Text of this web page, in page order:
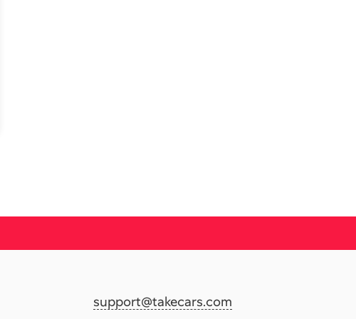
support@takecars.com